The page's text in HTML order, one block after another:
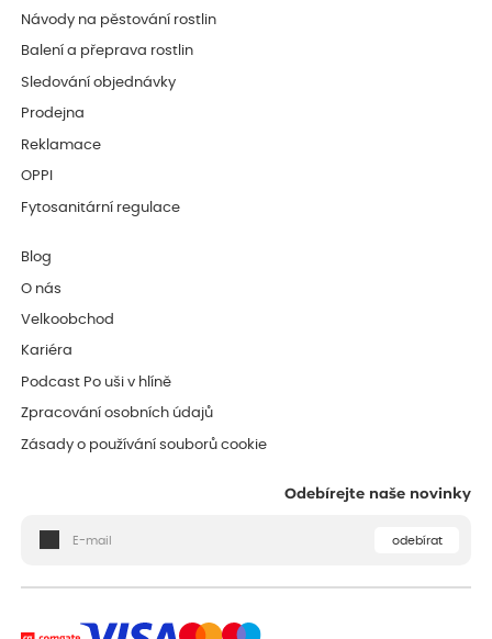
Návody na pěstování rostlin
Balení a přeprava rostlin
Sledování objednávky
Prodejna
Reklamace
OPPI
Fytosanitární regulace
Blog
O nás
Velkoobchod
Kariéra
Podcast Po uši v hlíně
Zpracování osobních údajů
Zásady o používání souborů cookie
Odebírejte naše novinky
odebírat